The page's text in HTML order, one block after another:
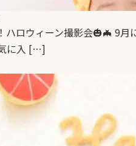
ロウィーン撮影会🎃🦇 9
に入 […]